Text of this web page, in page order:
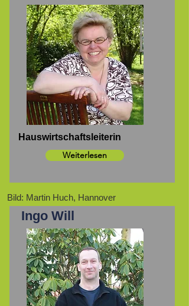
Hauswirtschaftsleiterin
Weiterlesen
Ingo Will
Bild: Martin Huch, Hannover